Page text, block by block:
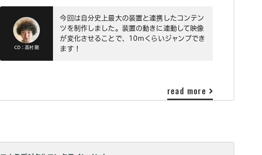
CD：髙村 剛
今回は自分史上最大の装置と連携したコンテン
ツを制作しました。装置の動きに連動して映像
が変化させることで、10mくらいジャンプでき
ます！
read more